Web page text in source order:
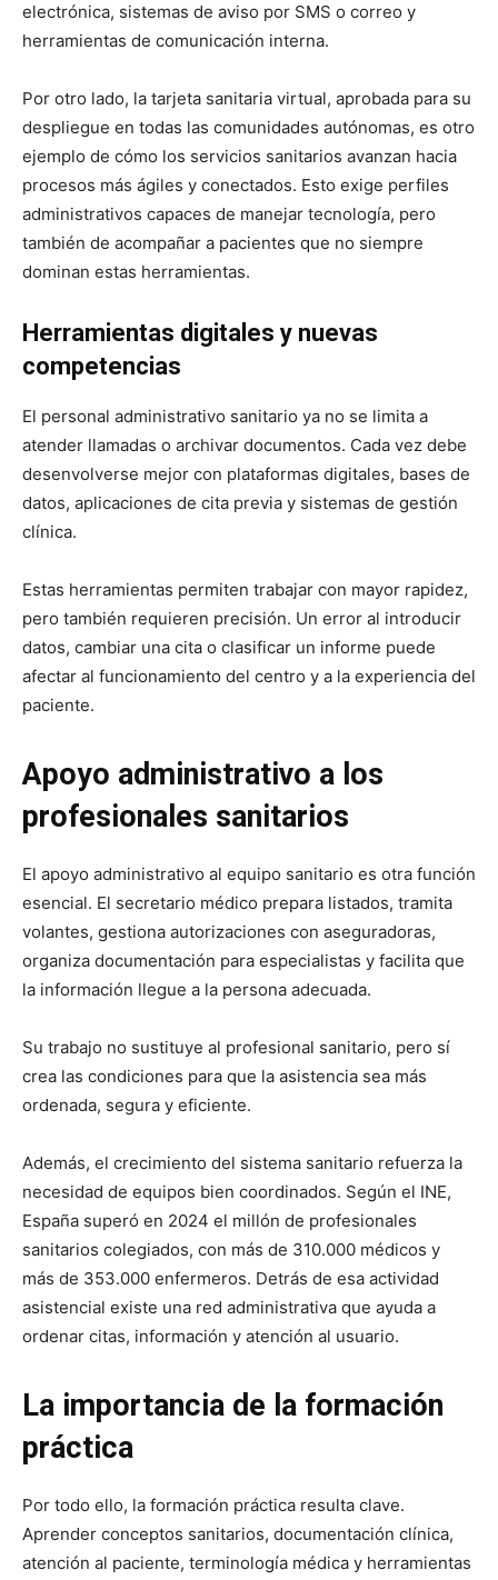
electrónica, sistemas de aviso por SMS o correo y
herramientas de comunicación interna.
Por otro lado, la tarjeta sanitaria virtual, aprobada para su
despliegue en todas las comunidades autónomas, es otro
ejemplo de cómo los servicios sanitarios avanzan hacia
procesos más ágiles y conectados. Esto exige perfiles
administrativos capaces de manejar tecnología, pero
también de acompañar a pacientes que no siempre
dominan estas herramientas.
Herramientas digitales y nuevas
competencias
El personal administrativo sanitario ya no se limita a
atender llamadas o archivar documentos. Cada vez debe
desenvolverse mejor con plataformas digitales, bases de
datos, aplicaciones de cita previa y sistemas de gestión
clínica.
Estas herramientas permiten trabajar con mayor rapidez,
pero también requieren precisión. Un error al introducir
datos, cambiar una cita o clasificar un informe puede
afectar al funcionamiento del centro y a la experiencia del
paciente.
Apoyo administrativo a los
profesionales sanitarios
El apoyo administrativo al equipo sanitario es otra función
esencial. El secretario médico prepara listados, tramita
volantes, gestiona autorizaciones con aseguradoras,
organiza documentación para especialistas y facilita que
la información llegue a la persona adecuada.
Su trabajo no sustituye al profesional sanitario, pero sí
crea las condiciones para que la asistencia sea más
ordenada, segura y eficiente.
Además, el crecimiento del sistema sanitario refuerza la
necesidad de equipos bien coordinados. Según el INE,
España superó en 2024 el millón de profesionales
sanitarios colegiados, con más de 310.000 médicos y
más de 353.000 enfermeros. Detrás de esa actividad
asistencial existe una red administrativa que ayuda a
ordenar citas, información y atención al usuario.
La importancia de la formación
práctica
Por todo ello, la formación práctica resulta clave.
Aprender conceptos sanitarios, documentación clínica,
atención al paciente, terminología médica y herramientas